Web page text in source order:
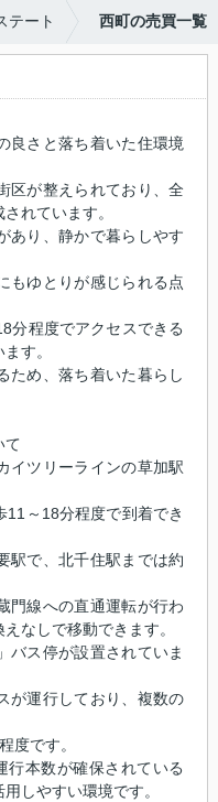
テート 西町の売買一覧
良さと落ち着いた住環境
区が整えられており、全
れています。
あり、静かで暮らしやす
もゆとりが感じられる点
分程度でアクセスできる
す。
ため、落ち着いた暮らし
て
イツリーラインの草加駅
～18分程度で到着でき
駅で、北千住駅までは約
門線への直通運転が行わ
なしで移動できます。
バス停が設置されていま
が運行しており、複数の
度です。
行本数が確保されている
しやすい環境です。